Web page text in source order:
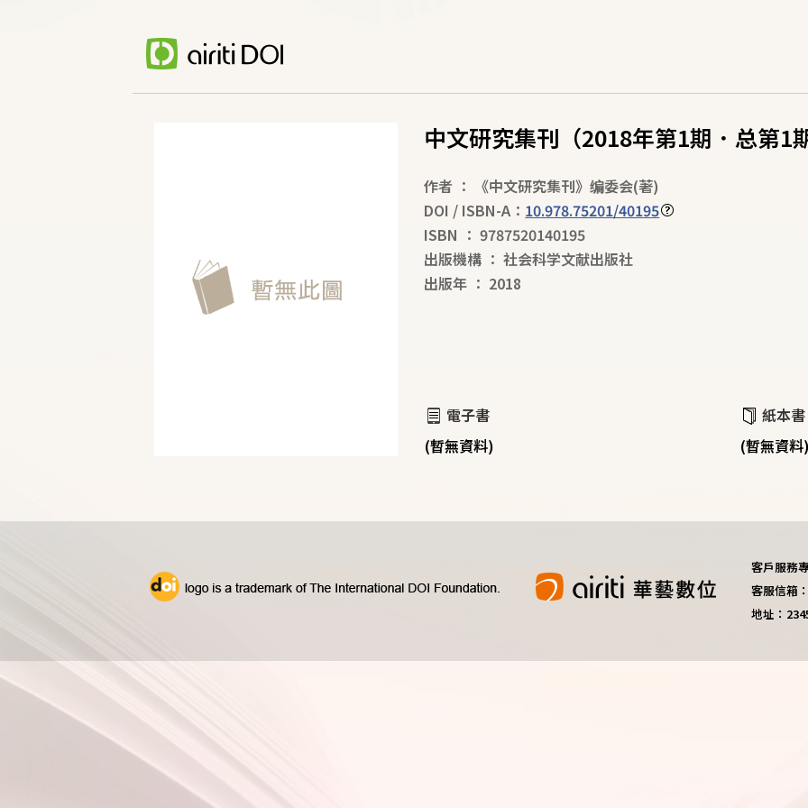
中文研究集刊（2018年第1期．总第1
作者 ： 《中文研究集刊》编委会(著)
DOI / ISBN-A： 10.978.75201/40195
ISBN ： 9787520140195
出版機構 ： 社会科学文献出版社
出版年 ： 2018
電子書
(暫無資料)
紙本書
(暫無資
客戶服務
客服信箱
地址：